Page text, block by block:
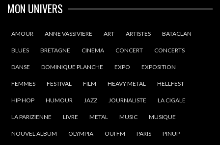
MON UNIVERS
AMOUR ANNE VASSIVIERE ART ARTISTES BATACLAN
BLUES BRETAGNE CINEMA CONCERT CONCERTS
DANSE DOMINIQUE PLANCHE EXPO EXPOSITION
FEMMES FESTIVAL FILM HEAVY METAL HELLFEST
HIP HOP HUMOUR JAZZ JOURNALISTE LA CIGALE
LA PARIZIENNE LIVRE METAL MUSIC MUSIQUE
NOUVEL ALBUM OLYMPIA OUI FM PARIS PINUP